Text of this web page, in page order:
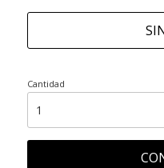
Cantidad